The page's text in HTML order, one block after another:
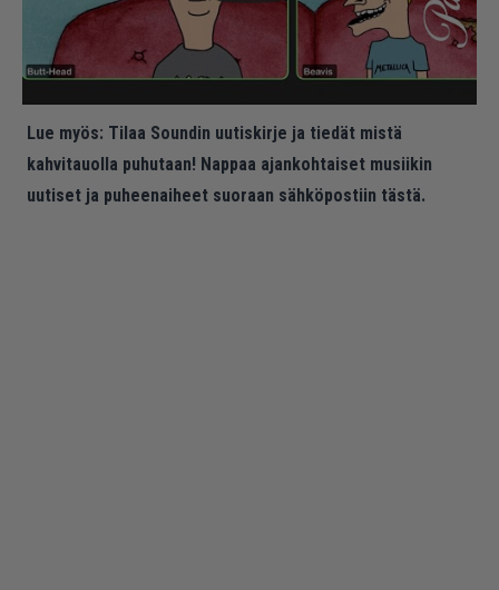
Lue myös: Tilaa Soundin uutiskirje ja tiedät mistä
kahvitauolla puhutaan! Nappaa ajankohtaiset musiikin
uutiset ja puheenaiheet suoraan sähköpostiin tästä.